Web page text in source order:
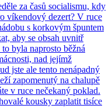
za časů socialismu, kdy
víkendový dezert? V ruce
s korkovým špuntem
aby se obsah uvnitř
byla naprosto běžná
nad jejímž
jste ale tento nenápadný
zapomenutý na chalupě
v ruce nečekaný poklad.
kousky zaplatit tisíce